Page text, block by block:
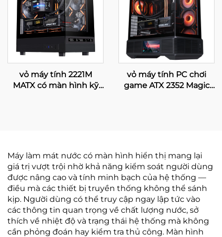
vỏ máy tính 2221M
MATX có màn hình kỹ
vỏ máy tính PC chơi
game ATX 2352 Magic
Máy làm mát nước có màn hình hiển thị mang lại
giá trị vượt trội nhờ khả năng kiểm soát người dùng
được nâng cao và tính minh bạch của hệ thống —
điều mà các thiết bị truyền thống không thể sánh
kịp. Người dùng có thể truy cập ngay lập tức vào
các thông tin quan trọng về chất lượng nước, sở
thích về nhiệt độ và trạng thái hệ thống mà không
cần phỏng đoán hay kiểm tra thủ công. Màn hình